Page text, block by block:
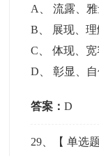
A
、流露、
B
展现、
C 、体现、宽
D 、彰显、
答案：D
29 、【单选题